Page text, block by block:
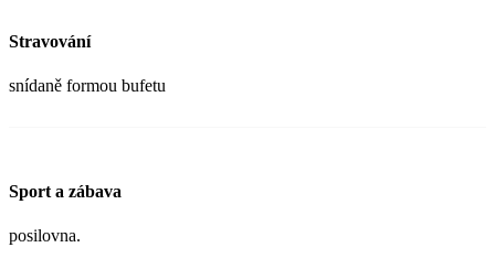
Stravování
snídaně formou bufetu
Sport a zábava
posilovna.